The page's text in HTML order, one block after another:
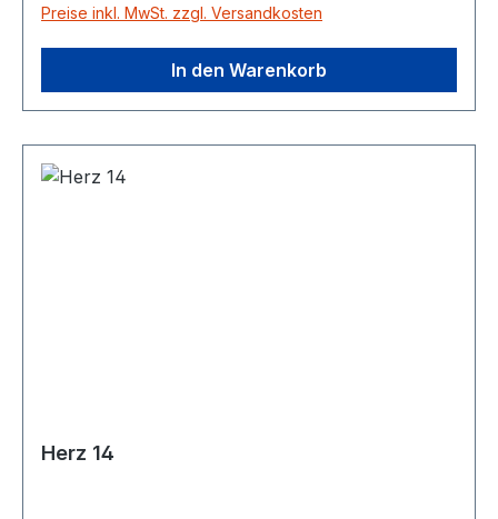
Preise inkl. MwSt. zzgl. Versandkosten
In den Warenkorb
Herz 14